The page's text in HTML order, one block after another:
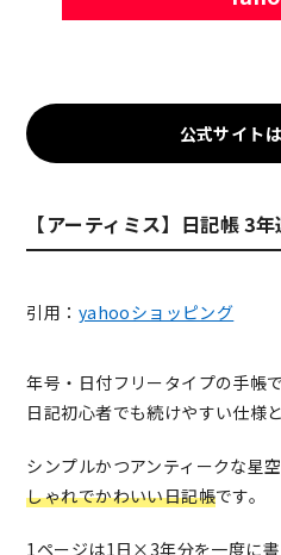
公式サイト
【アーティミス】日記帳 3
引用： yahooショッピング
年号・日付フリータイプの手帳
日記初心者でも続けやすい仕様
シンプルかつアンティークな星
しゃれでかわいい日記帳です。
1ページは1日×3年分を一度に